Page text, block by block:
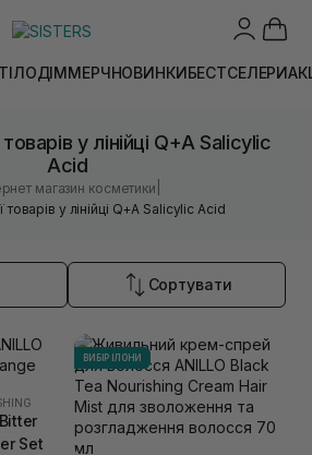
ТІЛОДІММЕРЧНОВИНКИБЕСТСЕЛЕРИ
у лінійці Q+A Salicylic
Acid
магазин косметики
товарів у лінійці Q+A Salicylic Acid
Сортувати
Set
ВИБІР ІЛОНИ